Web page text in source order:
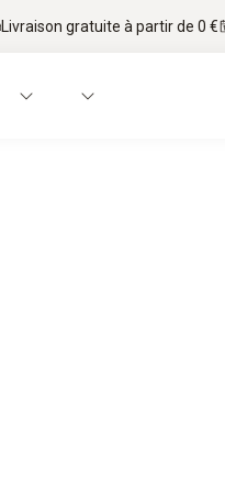
Livraison gratuite à partir de 0 €